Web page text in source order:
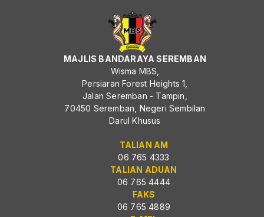
MAJLIS BANDARAYA SEREMBAN
Wisma MBS,
Persiaran Forest Heights 1,
Jalan Seremban - Tampin,
70450 Seremban, Negeri Sembilan
Darul Khusus
TALIAN AM
06 765 4333
TALIAN ADUAN
06 765 4444
FAKS
06 765 4889